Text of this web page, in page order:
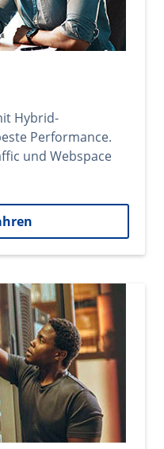
Hybrid-
Performance.
und Webspace